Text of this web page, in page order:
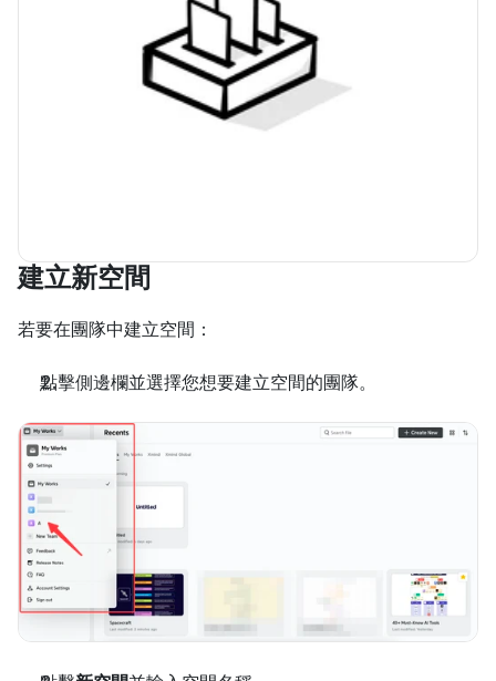
建立新空間
若要在團隊中建立空間：
點擊側邊欄並選擇您想要建立空間的團隊。